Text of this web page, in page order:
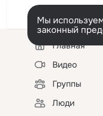
Мы
законный
Левая
колонкаГлавная
Видео
Группы
Люди